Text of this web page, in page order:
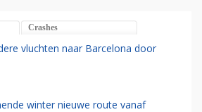
Crashes
vluchten naar Barcelona door
winter nieuwe route vanaf